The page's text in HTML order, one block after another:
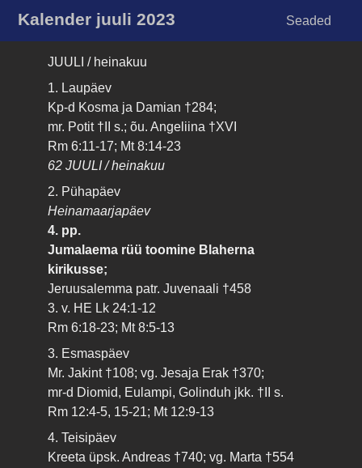
Kalender juuli 2023 Seaded
JUULI / heinakuu
1. Laupäev
Kp-d Kosma ja Damian †284;
mr. Potit †II s.; õu. Angeliina †XVI
Rm 6:11-17; Mt 8:14-23
62 JUULI / heinakuu
2. Pühapäev
Heinamaarjapäev
4. pp.
Jumalaema rüü toomine Blaherna
kirikusse;
Jeruusalemma patr. Juvenaali †458
3. v. HE Lk 24:1-12
Rm 6:18-23; Mt 8:5-13
3. Esmaspäev
Mr. Jakint †108; vg. Jesaja Erak †370;
mr-d Diomid, Eulampi, Golinduh jkk. †II s.
Rm 12:4-5, 15-21; Mt 12:9-13
4. Teisipäev
Kreeta üpsk. Andreas †740; vg. Marta †554